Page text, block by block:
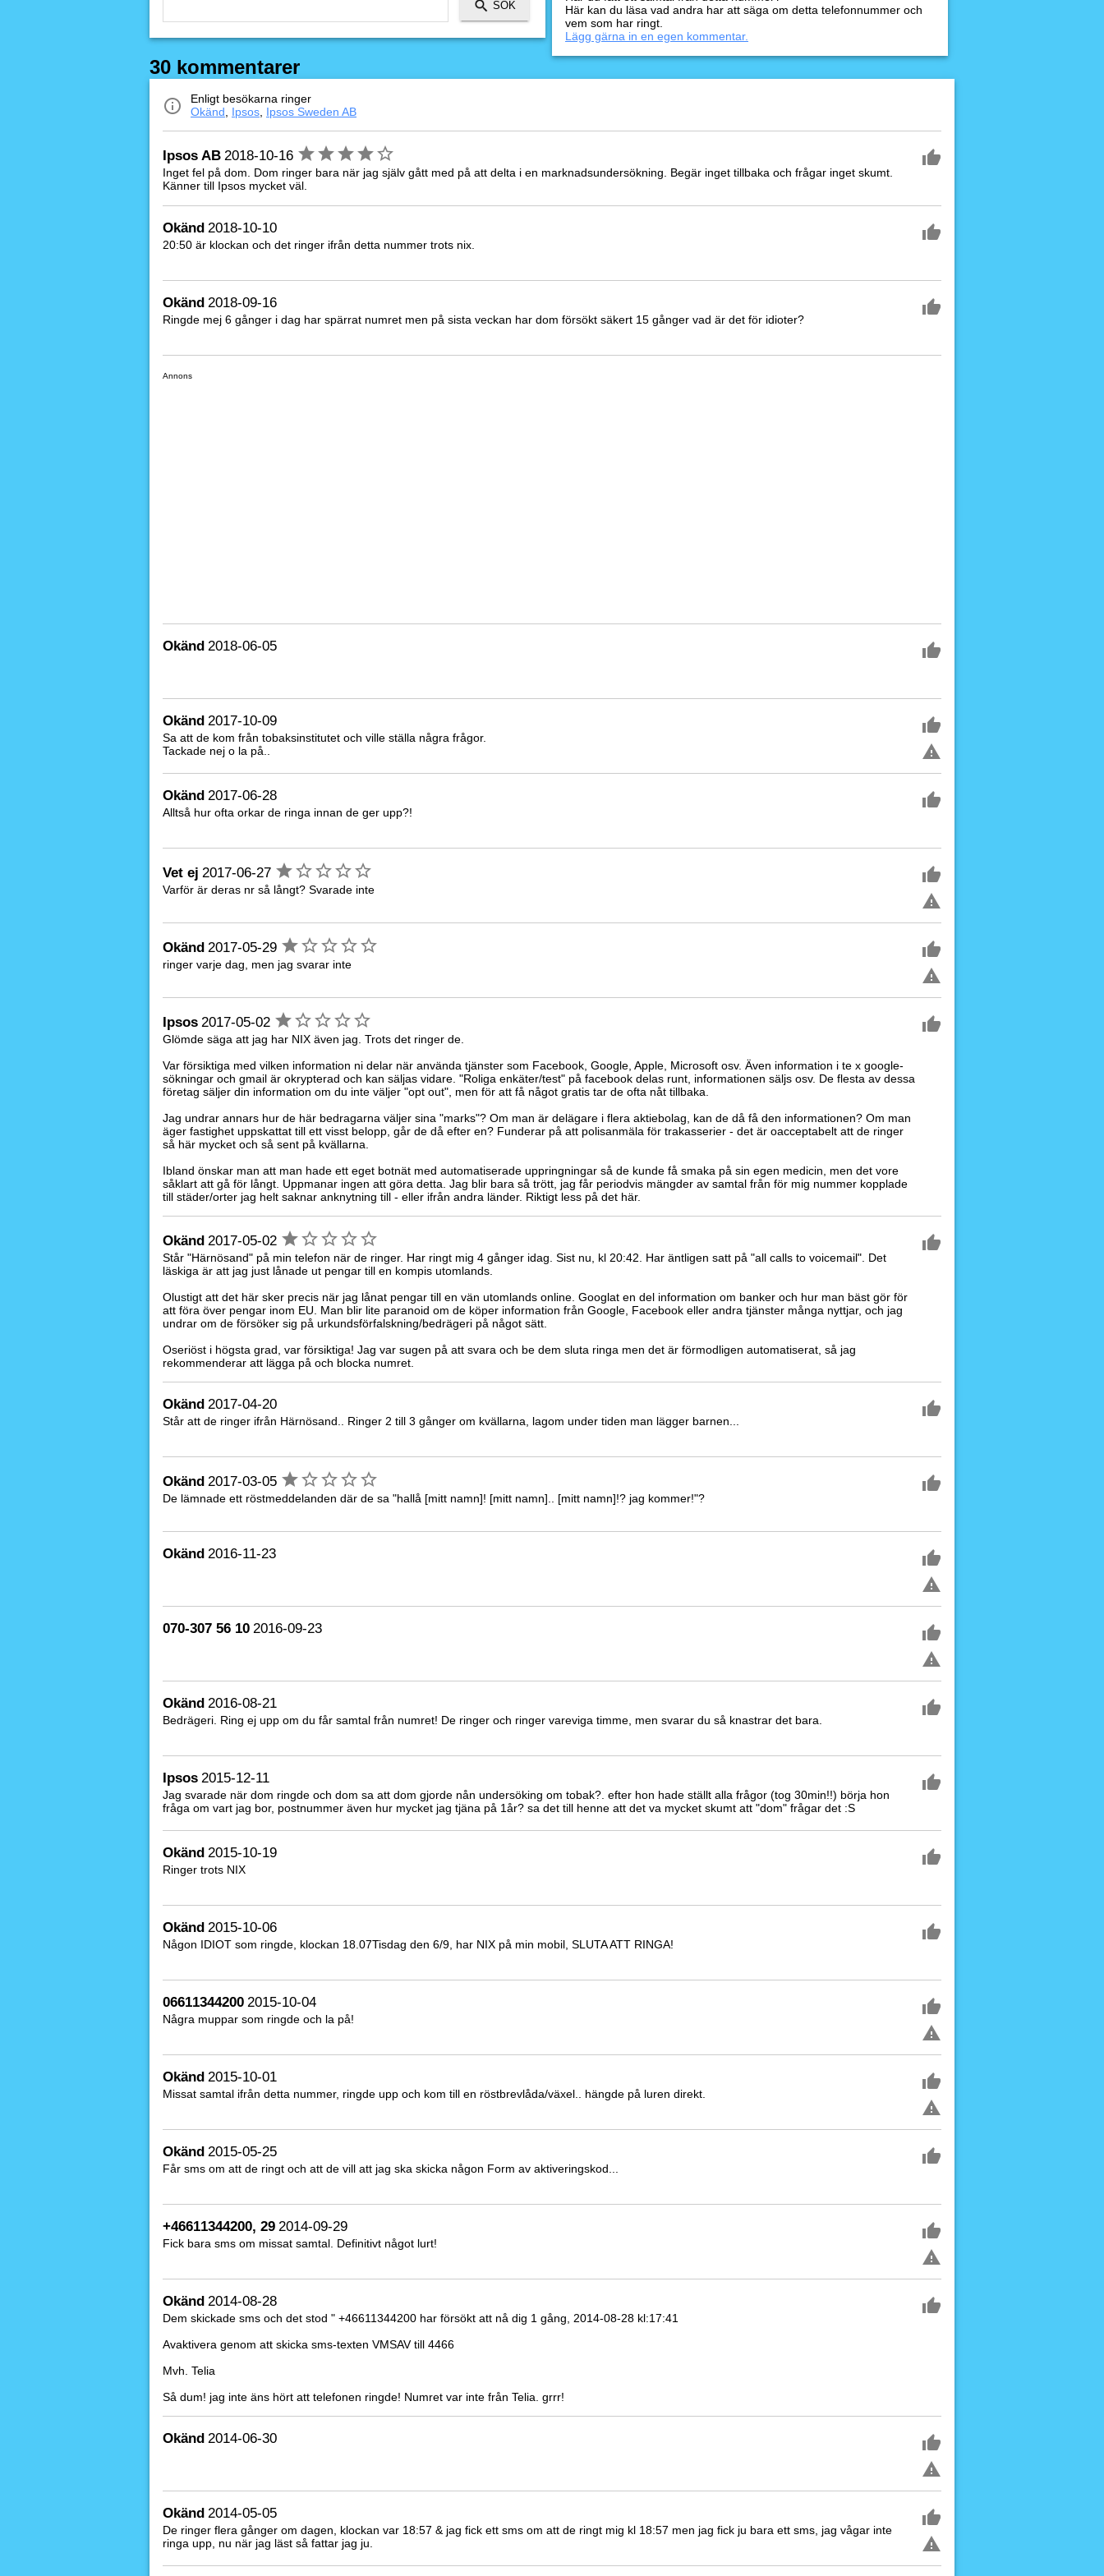
Här kan du läsa vad andra har att säga om detta telefonnummer och
vem som har ringt.
Lägg gärna in en egen kommentar.
30 kommentarer
Enligt besökarna ringer
Okänd
Ipsos Ipsos Sweden AB
Ipsos AB 2018-10-16
Inget fel på dom. Dom ringer bara när jag själv gått med på att delta i en marknadsundersökning. Begär inget tillbaka och frågar inget skumt.
Känner till Ipsos mycket väl.
Okänd 2018-10-10
20:50 är klockan och det ringer ifrån detta nummer trots nix.
Okänd 2018-09-16
Ringde mej 6 gånger i dag har spärrat numret men på sista veckan har dom försökt säkert 15 gånger vad är det för idioter?
Annons
Okänd 2018-06-05
Okänd 2017-10-09
Sa att de kom från tobaksinstitutet och ville ställa några frågor.
Tackade nej o la på..
Okänd 2017-06-28
Alltså hur ofta orkar de ringa innan de ger upp?!
Vet ej 2017-06-27
Varför är deras nr så långt? Svarade inte
Okänd 2017-05-29
ringer varje dag, men jag svarar inte
Ipsos 2017-05-02
Glömde säga att jag har NIX även jag. Trots det ringer de.
Var försiktiga med vilken information ni delar när använda tjänster som Facebook, Google, Apple, Microsoft osv. Även information i te x google-
sökningar och gmail är okrypterad och kan säljas vidare. "Roliga enkäter/test" på facebook delas runt, informationen säljs osv. De flesta av dessa
företag säljer din information om du inte väljer "opt out", men för att få något gratis tar de ofta nåt tillbaka.
Jag undrar annars hur de här bedragarna väljer sina "marks"? Om man är delägare i flera aktiebolag, kan de då få den informationen? Om man
äger fastighet uppskattat till ett visst belopp, går de då efter en? Funderar på att polisanmäla för trakasserier - det är oacceptabelt att de ringer
så här mycket och så sent på kvällarna.
Ibland önskar man att man hade ett eget botnät med automatiserade uppringningar så de kunde få smaka på sin egen medicin, men det vore
såklart att gå för långt. Uppmanar ingen att göra detta. Jag blir bara så trött, jag får periodvis mängder av samtal från för mig nummer kopplade
till städer/orter jag helt saknar anknytning till - eller ifrån andra länder. Riktigt less på det här.
Okänd 2017-05-02
Står "Härnösand" på min telefon när de ringer. Har ringt mig 4 gånger idag. Sist nu, kl 20:42. Har äntligen satt på "all calls to voicemail". Det
läskiga är att jag just lånade ut pengar till en kompis utomlands.
Olustigt att det här sker precis när jag lånat pengar till en vän utomlands online. Googlat en del information om banker och hur man bäst gör för
att föra över pengar inom EU. Man blir lite paranoid om de köper information från Google, Facebook eller andra tjänster många nyttjar, och jag
undrar om de försöker sig på urkundsförfalskning/bedrägeri på något sätt.
Oseriöst i högsta grad, var försiktiga! Jag var sugen på att svara och be dem sluta ringa men det är förmodligen automatiserat, så jag
rekommenderar att lägga på och blocka numret.
Okänd 2017-04-20
Står att de ringer ifrån Härnösand.. Ringer 2 till 3 gånger om kvällarna, lagom under tiden man lägger barnen...
Okänd 2017-03-05
De lämnade ett röstmeddelanden där de sa "hallå [mitt namn]! [mitt namn].. [mitt namn]!? jag kommer!"?
Okänd 2016-11-23
070-307 56 10 2016-09-23
Okänd 2016-08-21
Bedrägeri. Ring ej upp om du får samtal från numret! De ringer och ringer vareviga timme, men svarar du så knastrar det bara.
Ipsos 2015-12-11
Jag svarade när dom ringde och dom sa att dom gjorde nån undersöking om tobak?. efter hon hade ställt alla frågor (tog 30min!!) börja hon
fråga om vart jag bor, postnummer även hur mycket jag tjäna på 1år? sa det till henne att det va mycket skumt att "dom" frågar det :S
Okänd 2015-10-19
Ringer trots NIX
Okänd 2015-10-06
Någon IDIOT som ringde, klockan 18.07Tisdag den 6/9, har NIX på min mobil, SLUTA ATT RINGA!
06611344200 2015-10-04
Några muppar som ringde och la på!
Okänd 2015-10-01
Missat samtal ifrån detta nummer, ringde upp och kom till en röstbrevlåda/växel.. hängde på luren direkt.
Okänd 2015-05-25
Får sms om att de ringt och att de vill att jag ska skicka någon Form av aktiveringskod...
+46611344200, 29 2014-09-29
Fick bara sms om missat samtal. Definitivt något lurt!
Okänd 2014-08-28
Dem skickade sms och det stod " +46611344200 har försökt att nå dig 1 gång, 2014-08-28 kl:17:41
Avaktivera genom att skicka sms-texten VMSAV till 4466
Mvh. Telia
Så dum! jag inte äns hört att telefonen ringde! Numret var inte från Telia. grrr!
Okänd 2014-06-30
Okänd 2014-05-05
De ringer flera gånger om dagen, klockan var 18:57 & jag fick ett sms om att de ringt mig kl 18:57 men jag fick ju bara ett sms, jag vågar inte
ringa upp, nu när jag läst så fattar jag ju.